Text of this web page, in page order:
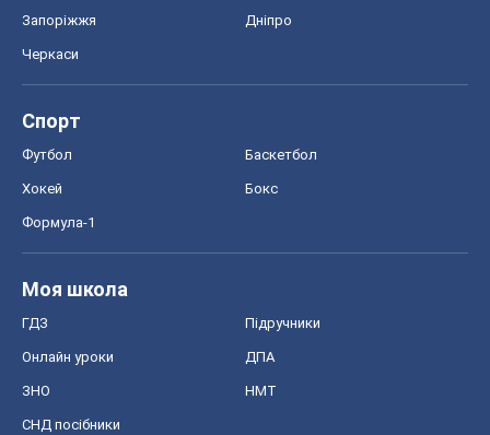
Запоріжжя Дніпро
Черкаси
Спорт
Футбол Баскетбол
Хокей Бокс
Формула-1
Моя школа
ГДЗ Підручники
Онлайн уроки ДПА
ЗНО НМТ
СНД посібники